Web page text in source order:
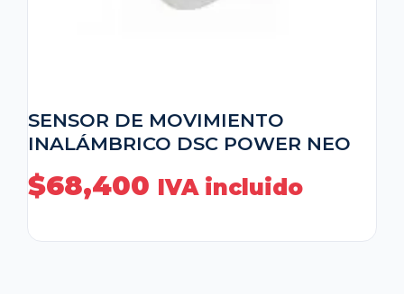
SENSOR DE MOVIMIENTO
INALÁMBRICO DSC POWER NEO
$68,400 IVA incluido